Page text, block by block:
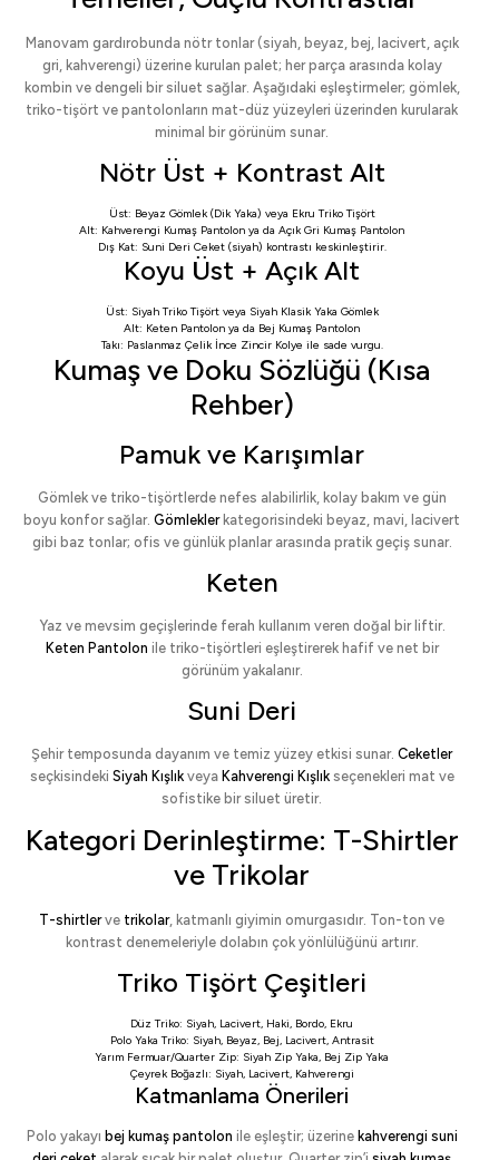
Manovam gardırobunda nötr tonlar (siyah, beyaz, bej, lacivert, açık
gri, kahverengi) üzerine kurulan palet; her parça arasında kolay
kombin ve dengeli bir siluet sağlar. Aşağıdaki eşleştirmeler; gömlek,
triko-tişört ve pantolonların mat-düz yüzeyleri üzerinden kurularak
minimal bir görünüm sunar.
Nötr Üst + Kontrast Alt
Üst: Beyaz Gömlek (Dik Yaka) veya Ekru Triko Tişört
Alt: Kahverengi Kumaş Pantolon ya da Açık Gri Kumaş Pantolon
Dış Kat: Suni Deri Ceket(siyah) kontrastı keskinleştirir.
Koyu Üst + Açık Alt
Üst: Siyah Triko Tişörtveya Siyah Klasik Yaka Gömlek
Alt: Keten Pantolon ya da Bej Kumaş Pantolon
Takı: Paslanmaz Çelik İnce Zincir Kolye ile sade vurgu.
Kumaş ve Doku Sözlüğü (Kısa
Rehber)
Pamuk ve Karışımlar
Gömlek ve triko-tişörtlerde nefes alabilirlik, kolay bakım ve gün
boyu konfor sağlar. Gömleklerkategorisindeki beyaz, mavi, lacivert
gibi baz tonlar; ofis ve günlük planlar arasında pratik geçiş sunar.
Keten
Yaz ve mevsim geçişlerinde ferah kullanım veren doğal bir liftir.
Keten Pantolon ile triko-tişörtleri eşleştirerek hafif ve net bir
görünüm yakalanır.
Suni Deri
Şehir temposunda dayanım ve temiz yüzey etkisi sunar. Ceketler
seçkisindeki Siyah Kışlıkveya Kahverengi Kışlıkseçenekleri mat ve
sofistike bir siluet üretir.
Kategori Derinleştirme: T-Shirtler
ve Trikolar
T-shirtlerve trikolar, katmanlı giyimin omurgasıdır. Ton-ton ve
kontrast denemeleriyle dolabın çok yönlülüğünü artırır.
Triko Tişört Çeşitleri
Düz Triko: Siyah, Lacivert, Haki, Bordo, Ekru
Polo Yaka Triko: Siyah, Beyaz, Bej, Lacivert, Antrasit
Yarım Fermuar/Quarter Zip: Siyah Zip Yaka, Bej Zip Yaka
Çeyrek Boğazlı: Siyah, Lacivert, Kahverengi
Katmanlama Önerileri
Polo yakayı bej kumaş pantolon ile eşleştir; üzerine kahverengi suni